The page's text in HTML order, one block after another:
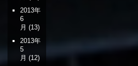
2013年
6
月 (13)
2013年
5
月 (12)